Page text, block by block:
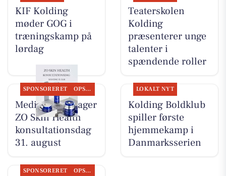
KIF Kolding
møder GOG i
træningskamp på
lørdag
Teaterskolen
Kolding
præsenterer unge
talenter i
spændende roller
SPONSORERET OPSLAGSTAVLEN
MediSkin gentager
ZO Skin Health
konsultationsdag
31. august
LOKALT NYT
Kolding Boldklub
spiller første
hjemmekamp i
Danmarksserien
SPONSORERET OPSLAGSTAVLEN